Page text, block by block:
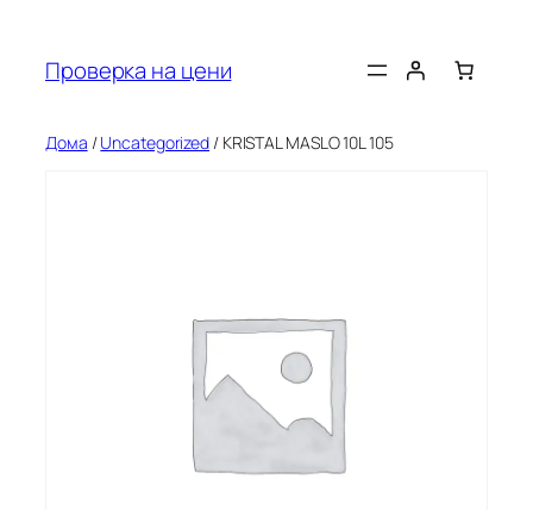
содржината
Проверка на цени
Дома /Uncategorized / KRISTAL MASLO 10L 105